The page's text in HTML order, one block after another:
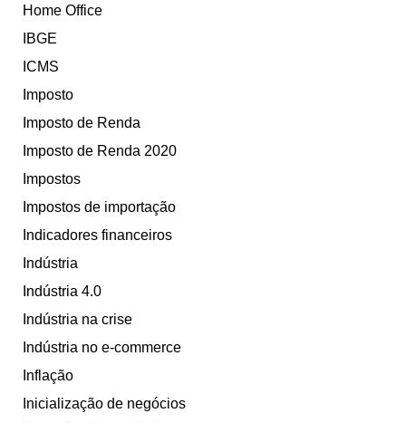
Home Office
IBGE
ICMS
Imposto
Imposto de Renda
Imposto de Renda 2020
Impostos
Impostos de importação
Indicadores financeiros
Indústria
Indústria 4.0
Indústria na crise
Indústria no e-commerce
Inflação
Inicialização de negócios